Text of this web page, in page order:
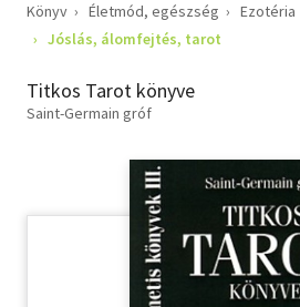
Életmód, egészség
Gyermek- és ifjúsági
Hobbi, szabadidő
Könyv Életmód, egészség
Ezotéria
Jóslás, álomfejtés, tarot
Titkos Tarot könyve
Saint-Germain gróf